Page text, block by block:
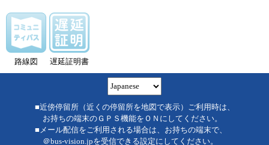
路線図 遅延証明書
■近傍停留所（近くの停留所を地図で表示）ご利用時は、
お持ちの端末のＧＰＳ機能をＯＮにしてください。
■メール配信をご利用される場合は、お持ちの端末で、
＠bus-vision.jpを受信できる設定にしてください。